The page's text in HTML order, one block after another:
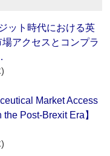
ット時代における英
アクセスとコンプラ
Market Access
Post-Brexit Era】